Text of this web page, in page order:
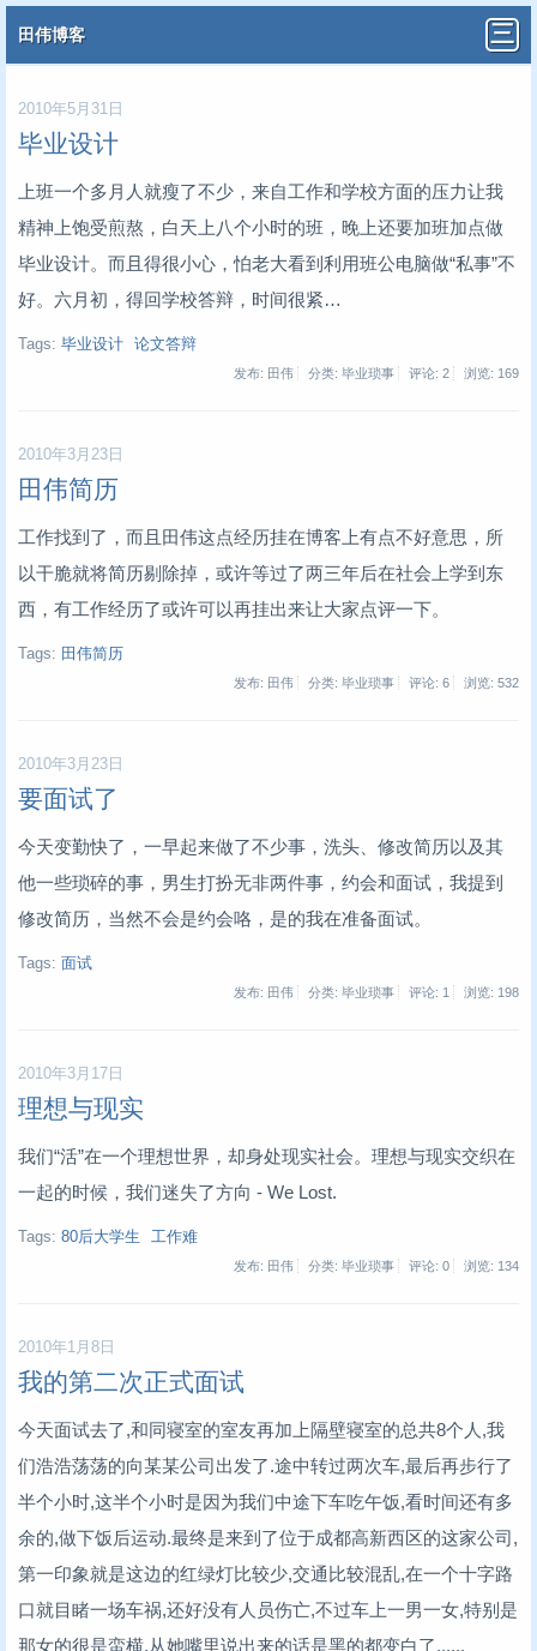
田伟博客
2010年5月31日
毕业设计
上班一个多月人就瘦了不少，来自工作和学校方面的压力让我
精神上饱受煎熬，白天上八个小时的班，晚上还要加班加点做
毕业设计。而且得很小心，怕老大看到利用班公电脑做“私事”不
好。六月初，得回学校答辩，时间很紧…
Tags: 毕业设计 论文答辩
发布: 田伟 分类: 毕业琐事 评论: 2 浏览: 169
2010年3月23日
田伟简历
工作找到了，而且田伟这点经历挂在博客上有点不好意思，所
以干脆就将简历剔除掉，或许等过了两三年后在社会上学到东
西，有工作经历了或许可以再挂出来让大家点评一下。
Tags: 田伟简历
发布: 田伟 分类: 毕业琐事 评论: 6 浏览: 532
2010年3月23日
要面试了
今天变勤快了，一早起来做了不少事，洗头、修改简历以及其
他一些琐碎的事，男生打扮无非两件事，约会和面试，我提到
修改简历，当然不会是约会咯，是的我在准备面试。
Tags: 面试
发布: 田伟 分类: 毕业琐事 评论: 1 浏览: 198
2010年3月17日
理想与现实
我们“活”在一个理想世界，却身处现实社会。理想与现实交织在
一起的时候，我们迷失了方向 - We Lost.
Tags: 80后大学生 工作难
发布: 田伟 分类: 毕业琐事 评论: 0 浏览: 134
2010年1月8日
我的第二次正式面试
今天面试去了,和同寝室的室友再加上隔壁寝室的总共8个人,我
们浩浩荡荡的向某某公司出发了.途中转过两次车,最后再步行了
半个小时,这半个小时是因为我们中途下车吃午饭,看时间还有多
余的,做下饭后运动.最终是来到了位于成都高新西区的这家公司,
第一印象就是这边的红绿灯比较少,交通比较混乱,在一个十字路
口就目睹一场车祸,还好没有人员伤亡,不过车上一男一女,特别是
那女的很是蛮横,从她嘴里说出来的话是黑的都变白了......